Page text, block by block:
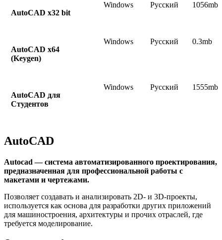
AutoCAD x32 bit
Windows Русский 1056mb
AutoCAD x64
(Keygen)
Windows Русский 0.3mb
AutoCAD для
Студентов
Windows Русский 1555mb
AutoCAD
Autocad — система автоматизированного проектирования,
предназначенная для профессиональной работы с
макетами и чертежами.
Позволяет создавать и анализировать 2D- и 3D-проекты,
используется как основа для разработки других приложений
для машиностроения, архитектуры и прочих отраслей, где
требуется моделирование.